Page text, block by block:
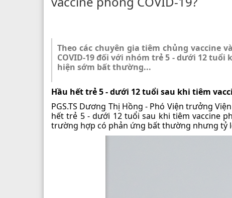
Theo các chuyên gia tiêm chủng vaccine
COVID-19 đối với nhóm trẻ 5 - dưới 12
hiện sớm bất thường...
Hầu hết trẻ 5 - dưới 12 tuổi sau khi tiêm
PGS.TS Dương Thị Hồng - Phó Viện trưởng
hết trẻ 5 - dưới 12 tuổi sau khi tiêm vaccine
trường hợp có phản ứng bất thường nhưng tỷ